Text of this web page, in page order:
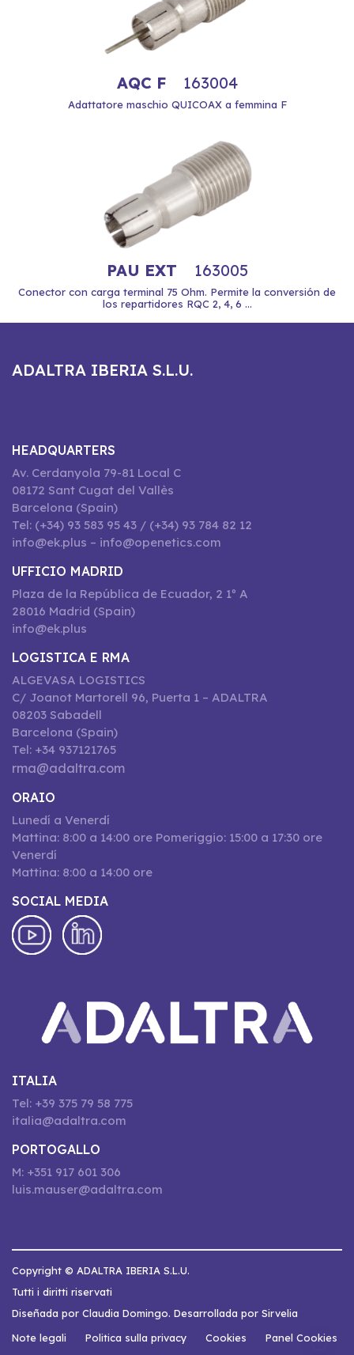
AQC F 163004
Adattatore maschio QUICOAX a femmina F
PAU EXT 163005
Conector con carga terminal 75 Ohm. Permite la conversión de
los repartidores RQC 2, 4, 6 ...
ADALTRA IBERIA S.L.U.
HEADQUARTERS
Av. Cerdanyola 79-81 Local C
08172 Sant Cugat del Vallès
Barcelona (Spain)
Tel: (+34) 93 583 95 43 / (+34) 93 784 82 12
info@ek.plus – info@openetics.com
UFFICIO MADRID
Plaza de la República de Ecuador, 2 1º A
28016 Madrid (Spain)
info@ek.plus
LOGISTICA E RMA
ALGEVASA LOGISTICS
C/ Joanot Martorell 96, Puerta 1 – ADALTRA
08203 Sabadell
Barcelona (Spain)
Tel: +34 937121765
rma@adaltra.com
ORAIO
Lunedí a Venerdí
Mattina: 8:00 a 14:00 ore Pomeriggio: 15:00 a 17:30 ore
Venerdí
Mattina: 8:00 a 14:00 ore
SOCIAL MEDIA
ITALIA
Tel: +39 375 79 58 775
italia@adaltra.com
PORTOGALLO
M: +351 917 601 306
luis.mauser@adaltra.com
Copyright © ADALTRA IBERIA S.L.U.
Tutti i diritti riservati
Diseñada por Claudia Domingo. Desarrollada por Sirvelia
Note legali
Politica sulla privacy Cookies Panel Cookies